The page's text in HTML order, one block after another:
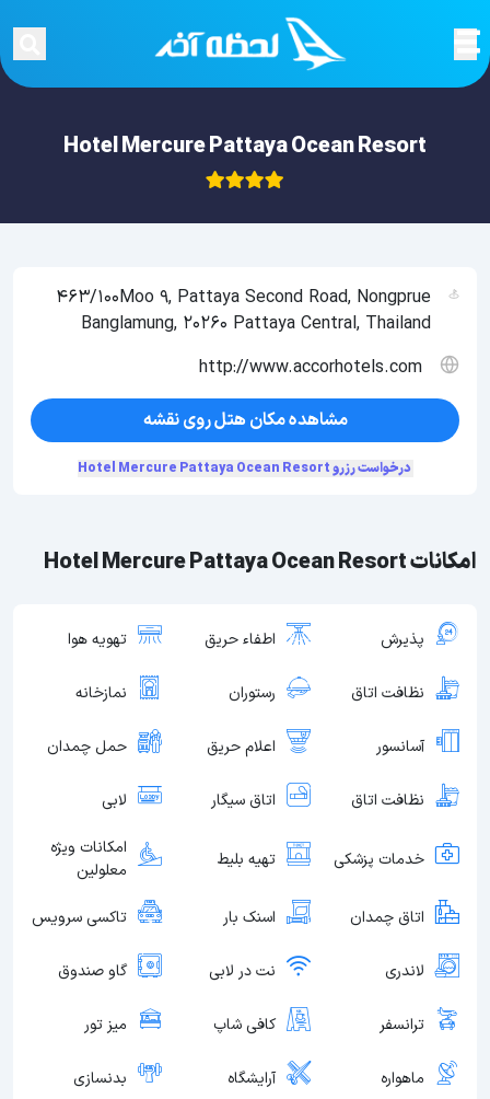
Hotel Mercure Pattaya Ocean Resort
امکانات Hotel Mercure Pattaya Ocean Resort
پذیرش اطفاء حریق تهویه هوا
نظافت اتاق رستوران نمازخانه
آسانسور اعلام حریق حمل چمدان
نظافت اتاق اتاق سیگار لابی
خدمات پزشکی تهیه بلیط
امکانات ویژه
معلولین
اتاق چمدان اسنک بار تاکسی سرویس
لاندری نت در لابی گاو صندوق
ترانسفر کافی شاپ میز تور
ماهواره آرایشگاه بدنسازی
463/100Moo 9, Pattaya Second Road, Nongprue
Banglamung, 20260 Pattaya Central, Thailand
http://www.accorhotels.com
مشاهده مکان هتل روی نقشه
درخواست رزرو Hotel Mercure Pattaya Ocean Resort